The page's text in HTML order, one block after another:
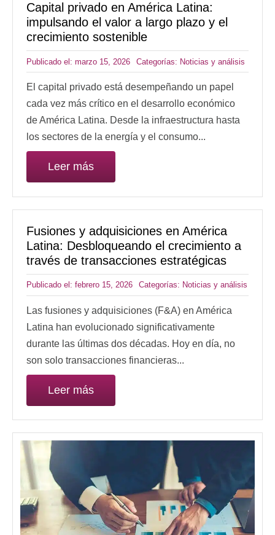
Capital privado en América Latina:
impulsando el valor a largo plazo y el
crecimiento sostenible
Publicado el: marzo 15, 2026 Categorías: Noticias y análisis
El capital privado está desempeñando un papel
cada vez más crítico en el desarrollo económico
de América Latina. Desde la infraestructura hasta
los sectores de la energía y el consumo...
Leer más
Fusiones y adquisiciones en América
Latina: Desbloqueando el crecimiento a
través de transacciones estratégicas
Publicado el: febrero 15, 2026 Categorías: Noticias y análisis
Las fusiones y adquisiciones (F&A) en América
Latina han evolucionado significativamente
durante las últimas dos décadas. Hoy en día, no
son solo transacciones financieras...
Leer más